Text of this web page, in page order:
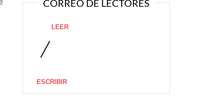
CORREO DE LECTORES
LEER
ESCRIBIR